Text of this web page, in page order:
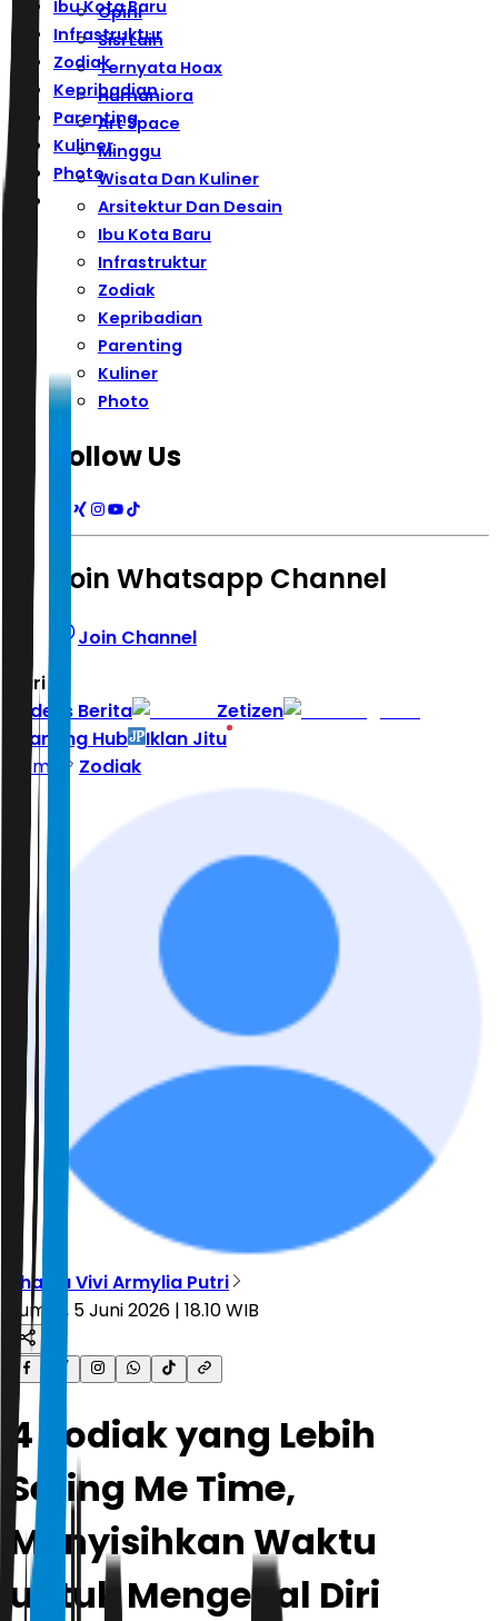
Ibu Kota Baru
Infrastruktur
Zodiak
Kepribadian
Parenting
Kuliner
Photo
Opini
Sisi Lain
Ternyata Hoax
Humaniora
Art Space
Minggu
Wisata Dan Kuliner
Arsitektur Dan Desain
Ibu Kota Baru
Infrastruktur
Zodiak
Kepribadian
Parenting
Kuliner
Photo
Follow Us
Join Whatsapp Channel
Join Channel
Hari ini
Indeks Berita
Zetizen
Learning Hub
Iklan Jitu
Home
Zodiak
Shania Vivi Armylia Putri
Jumat, 5 Juni 2026 | 18.10 WIB
4 Zodiak yang Lebih
Sering Me Time,
Menyisihkan Waktu
untuk Mengenal Diri